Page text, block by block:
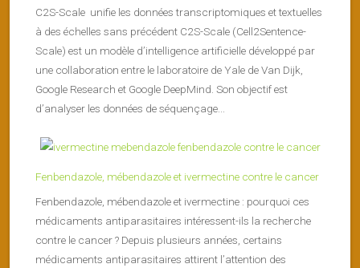
C2S-Scale unifie les données transcriptomiques et textuelles
à des échelles sans précédent C2S-Scale (Cell2Sentence-
Scale) est un modèle d’intelligence artificielle développé par
une collaboration entre le laboratoire de Yale de Van Dijk,
Google Research et Google DeepMind. Son objectif est
d’analyser les données de séquençage...
Fenbendazole, mébendazole et ivermectine contre le cancer
Fenbendazole, mébendazole et ivermectine : pourquoi ces
médicaments antiparasitaires intéressent-ils la recherche
contre le cancer ? Depuis plusieurs années, certains
médicaments antiparasitaires attirent l’attention des